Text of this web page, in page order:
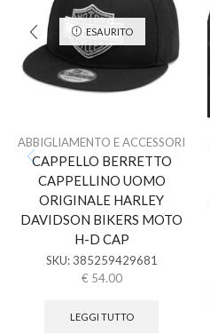
ESAURITO
ABBIGLIAMENTO E ACCESSORI
CAPPELLO BERRETTO
CAPPELLINO UOMO
ORIGINALE HARLEY
DAVIDSON BIKERS MOTO
H-D CAP
SKU: 385259429681
€ 54.00
LEGGI TUTTO